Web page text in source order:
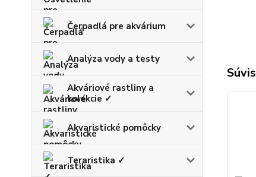
Čerpadlá pre akvárium
Analýza vody a testy
Akváriové rastliny a
kolekcie ✓
Akvaristické pomôcky
Teraristika ✓